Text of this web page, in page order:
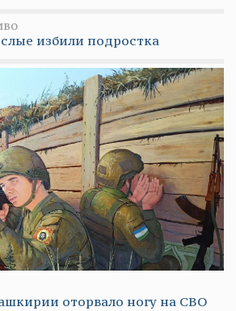
избили подростка
оторвало ногу на СВО